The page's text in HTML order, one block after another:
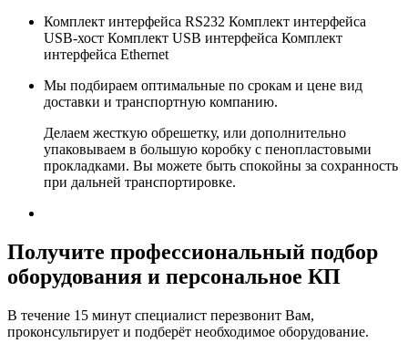
Комплект интерфейса RS232 Комплект интерфейса
USB-хост Комплект USB интерфейса Комплект
интерфейса Ethernet
Мы подбираем оптимальные по срокам и цене вид
доставки и транспортную компанию.
Делаем жесткую обрешетку, или дополнительно
упаковываем в большую коробку с пенопластовыми
прокладками. Вы можете быть спокойны за сохранность
при дальней транспортировке.
Получите профессиональный подбор
оборудования и персональное КП
В течение 15 минут специалист перезвонит Вам,
проконсультирует и подберёт необходимое оборудование.